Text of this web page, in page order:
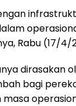
Rabu (17/4/
dirasakan
bagi